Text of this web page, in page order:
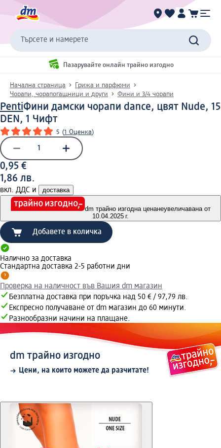
Търсете и намерете
Пазарувайте онлайн трайно изгодно
Начална страница
Грижа и парфюми
Чорапи, чорапогащници и други
Фини и 3/4 чорапи
PentiФини дамски чорапи dance, цвят Nude, 15
DEN, 1 Чифт
5 (1 Оценка)
0,95 €
1,86 лв.
вкл. ДДС и доставка
dm трайно изгодна ценанеувеличавана от
10.04.2025 г.
Добавете в количка
Налично за доставка
Стандартна доставка 2-5 работни дни
Проверка на наличност във Вашия dm магазин
Безплатна доставка при поръчка над 50 € / 97,79 лв.
Експресно получаване от dm магазин до 60 минути.
Разнообразни начини на плащане.
dm трайно изгодно
Цени, на които можете да разчитате!